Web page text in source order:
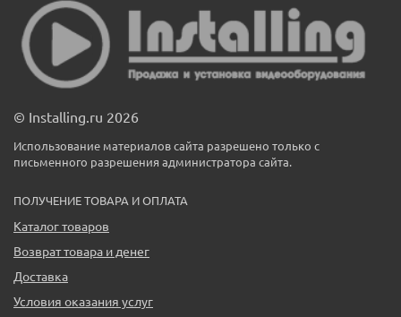
© Installing.ru 2026
Использование материалов сайта разрешено только с
письменного разрешения администратора сайта.
ПОЛУЧЕНИЕ ТОВАРА И ОПЛАТА
Каталог товаров
Возврат товара и денег
Доставка
Условия оказания услуг